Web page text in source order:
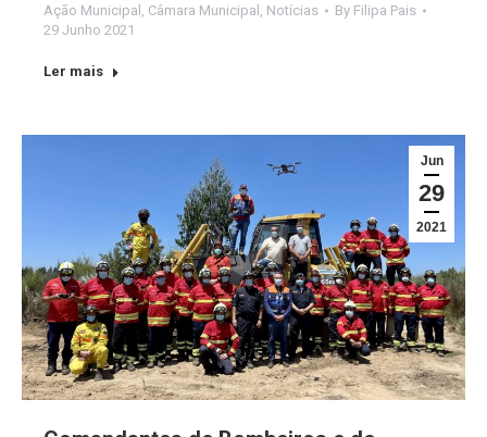
Ação Municipal Câmara Municipal Notícias By Filipa Pais
29 Junho 2021
Ler mais
Jun
29
2021